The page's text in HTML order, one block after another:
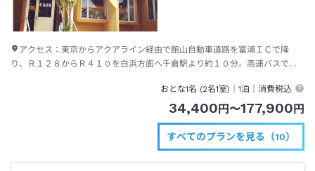
アクセス： 東京からアクアライン経由で館山自動車道路を富浦ＩＣで降
り、Ｒ１２８からＲ４１０を白浜方面へ千倉駅より約１０分。高速バスで千
おとな1名 (2名1室)｜1泊 ｜消費税込
34,400 円 〜177,900 円
すべてのプランを見る（10）